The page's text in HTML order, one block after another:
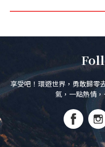
享受吧！環遊世界，勇敢歸零
氣，一點熱情